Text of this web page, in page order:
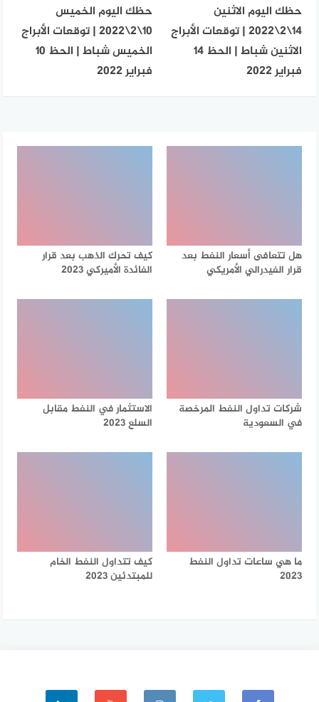
حظك اليوم الاثنين
14\2\2022 | توقعات الأبراج
الاثنين شباط | الحظ 14
فبراير 2022
حظك اليوم الخميس
10\2\2022 | توقعات الأبراج
الخميس شباط | الحظ 10
فبراير 2022
هل تتعافى أسعار النفط بعد
قرار الفيدرالي الأمريكي
كيف تحرك الذهب بعد قرار
الفائدة الأميركي 2023
شركات تداول النفط المرخصة
في السعودية
الاستثمار في النفط مقابل
السلع 2023
ما هي ساعات تداول النفط
2023
كيف تتداول النفط الخام
للمبتدئين 2023